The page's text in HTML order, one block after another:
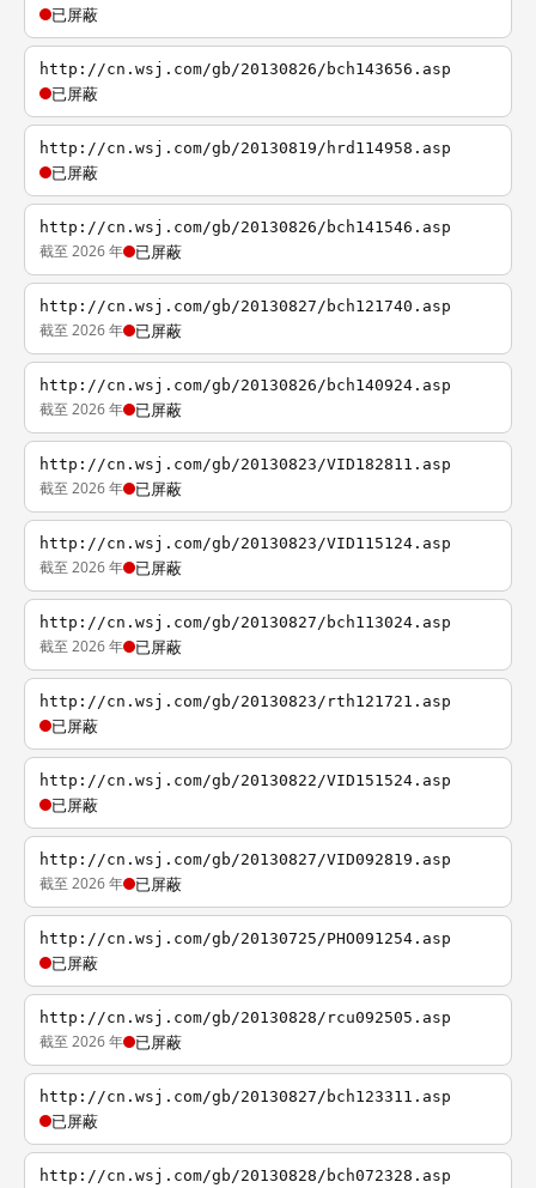
已屏蔽
http://cn.wsj.com/gb/20130826/bch143656.asp
已屏蔽
http://cn.wsj.com/gb/20130819/hrd114958.asp
已屏蔽
http://cn.wsj.com/gb/20130826/bch141546.asp
截至 2026 年 已屏蔽
http://cn.wsj.com/gb/20130827/bch121740.asp
截至 2026 年 已屏蔽
http://cn.wsj.com/gb/20130826/bch140924.asp
截至 2026 年 已屏蔽
http://cn.wsj.com/gb/20130823/VID182811.asp
截至 2026 年 已屏蔽
http://cn.wsj.com/gb/20130823/VID115124.asp
截至 2026 年 已屏蔽
http://cn.wsj.com/gb/20130827/bch113024.asp
截至 2026 年 已屏蔽
http://cn.wsj.com/gb/20130823/rth121721.asp
已屏蔽
http://cn.wsj.com/gb/20130822/VID151524.asp
已屏蔽
http://cn.wsj.com/gb/20130827/VID092819.asp
截至 2026 年 已屏蔽
http://cn.wsj.com/gb/20130725/PHO091254.asp
已屏蔽
http://cn.wsj.com/gb/20130828/rcu092505.asp
截至 2026 年 已屏蔽
http://cn.wsj.com/gb/20130827/bch123311.asp
已屏蔽
http://cn.wsj.com/gb/20130828/bch072328.asp